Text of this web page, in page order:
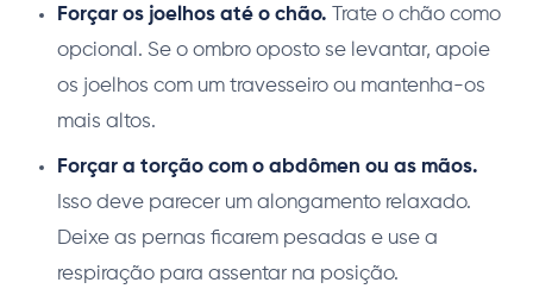
Forçar os joelhos até o chão. Trate o chão como
opcional. Se o ombro oposto se levantar, apoie
os joelhos com um travesseiro ou mantenha-os
mais altos.
Forçar a torção com o abdômen ou as mãos.
Isso deve parecer um alongamento relaxado.
Deixe as pernas ficarem pesadas e use a
respiração para assentar na posição.